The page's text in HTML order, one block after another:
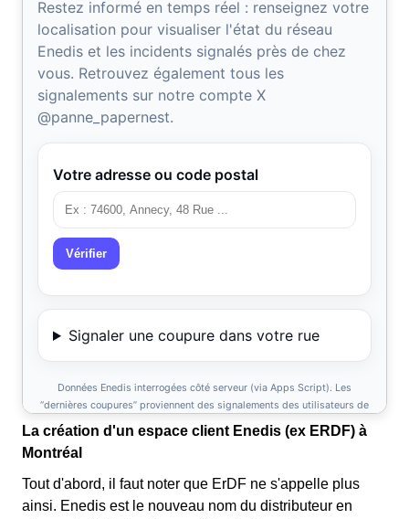
La création d'un espace client Enedis (ex ERDF) à
Montréal
Tout d'abord, il faut noter que ErDF ne s'appelle plus
ainsi. Enedis est le nouveau nom du distributeur en